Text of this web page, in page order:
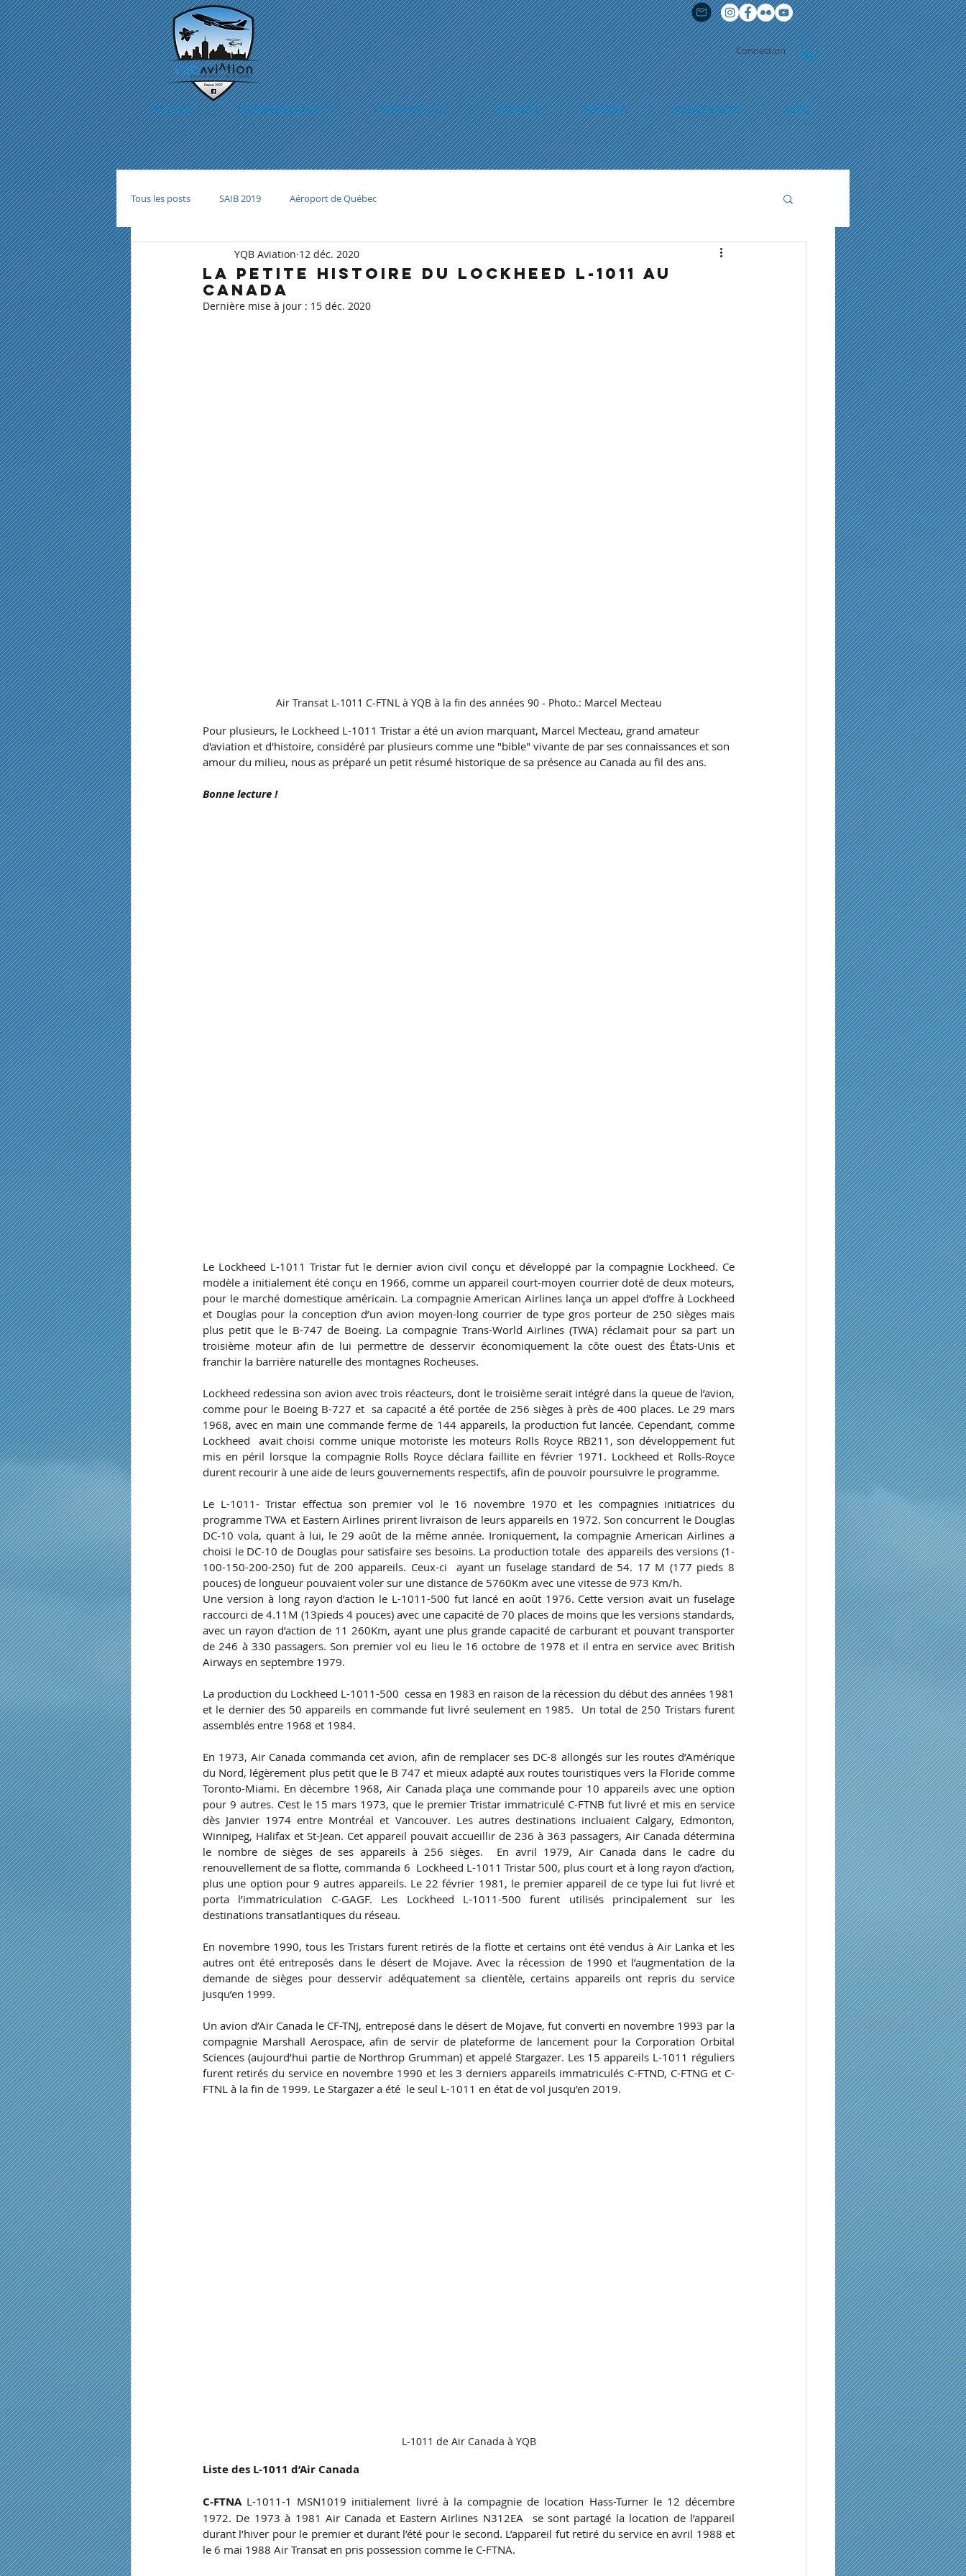
Connection
ACCUEIL QUI SOMMES-NOUS ? « SPOTTING » 101 ARCHIVES BOUTIQUE ENGAGEZ-NOUS BLOG
Tous les posts SAIB 2019 Aéroport de Québec
LA PETITE HISTOIRE DU LOCKHEED L-1011 AU
CANADA
YQB Aviation 12 déc. 2020
Dernière mise à jour : 15 déc. 2020
Air Transat L-1011 C-FTNL à YQB à la fin des années 90 - Photo.: Marcel Mecteau
Pour plusieurs, le Lockheed L-1011 Tristar a été un avion marquant, Marcel Mecteau, grand amateur
d'aviation et d'histoire, considéré par plusieurs comme une "bible" vivante de par ses connaissances et son
amour du milieu, nous as préparé un petit résumé historique de sa présence au Canada au fil des ans.
Bonne lecture !
Le Lockheed L-1011 Tristar fut le dernier avion civil conçu et développé par la compagnie Lockheed. Ce
modèle a initialement été conçu en 1966, comme un appareil court-moyen courrier doté de deux moteurs,
pour le marché domestique américain. La compagnie American Airlines lança un appel d’offre à Lockheed
et Douglas pour la conception d’un avion moyen-long courrier de type gros porteur de 250 sièges mais
plus petit que le B-747 de Boeing. La compagnie Trans-World Airlines (TWA) réclamait pour sa part un
troisième moteur afin de lui permettre de desservir économiquement la côte ouest des États-Unis et
franchir la barrière naturelle des montagnes Rocheuses.
Lockheed redessina son avion avec trois réacteurs, dont le troisième serait intégré dans la queue de l’avion,
comme pour le Boeing B-727 et  sa capacité a été portée de 256 sièges à près de 400 places. Le 29 mars
1968, avec en main une commande ferme de 144 appareils, la production fut lancée. Cependant, comme
Lockheed  avait choisi comme unique motoriste les moteurs Rolls Royce RB211, son développement fut
mis en péril lorsque la compagnie Rolls Royce déclara faillite en février 1971. Lockheed et Rolls-Royce
durent recourir à une aide de leurs gouvernements respectifs, afin de pouvoir poursuivre le programme.
Le L-1011- Tristar effectua son premier vol le 16 novembre 1970 et les compagnies initiatrices du
programme TWA et Eastern Airlines prirent livraison de leurs appareils en 1972. Son concurrent le Douglas
DC-10 vola, quant à lui, le 29 août de la même année. Ironiquement, la compagnie American Airlines a
choisi le DC-10 de Douglas pour satisfaire ses besoins. La production totale  des appareils des versions (1-
100-150-200-250) fut de 200 appareils. Ceux-ci  ayant un fuselage standard de 54. 17 M (177 pieds 8
pouces) de longueur pouvaient voler sur une distance de 5760Km avec une vitesse de 973 Km/h.
Une version à long rayon d’action le L-1011-500 fut lancé en août 1976. Cette version avait un fuselage
raccourci de 4.11M (13pieds 4 pouces) avec une capacité de 70 places de moins que les versions standards,
avec un rayon d’action de 11 260Km, ayant une plus grande capacité de carburant et pouvant transporter
de 246 à 330 passagers. Son premier vol eu lieu le 16 octobre de 1978 et il entra en service avec British
Airways en septembre 1979.
La production du Lockheed L-1011-500  cessa en 1983 en raison de la récession du début des années 1981
et le dernier des 50 appareils en commande fut livré seulement en 1985.  Un total de 250 Tristars furent
assemblés entre 1968 et 1984.
En 1973, Air Canada commanda cet avion, afin de remplacer ses DC-8 allongés sur les routes d’Amérique
du Nord, légèrement plus petit que le B 747 et mieux adapté aux routes touristiques vers la Floride comme
Toronto-Miami. En décembre 1968, Air Canada plaça une commande pour 10 appareils avec une option
pour 9 autres. C’est le 15 mars 1973, que le premier Tristar immatriculé C-FTNB fut livré et mis en service
dès Janvier 1974 entre Montréal et Vancouver. Les autres destinations incluaient Calgary, Edmonton,
Winnipeg, Halifax et St-Jean. Cet appareil pouvait accueillir de 236 à 363 passagers, Air Canada détermina
le nombre de sièges de ses appareils à 256 sièges.  En avril 1979, Air Canada dans le cadre du
renouvellement de sa flotte, commanda 6  Lockheed L-1011 Tristar 500, plus court et à long rayon d’action,
plus une option pour 9 autres appareils. Le 22 février 1981, le premier appareil de ce type lui fut livré et
porta l’immatriculation C-GAGF. Les Lockheed L-1011-500 furent utilisés principalement sur les
destinations transatlantiques du réseau.
En novembre 1990, tous les Tristars furent retirés de la flotte et certains ont été vendus à Air Lanka et les
autres ont été entreposés dans le désert de Mojave. Avec la récession de 1990 et l’augmentation de la
demande de sièges pour desservir adéquatement sa clientèle, certains appareils ont repris du service
jusqu’en 1999.
Un avion d’Air Canada le CF-TNJ, entreposé dans le désert de Mojave, fut converti en novembre 1993 par la
compagnie Marshall Aerospace, afin de servir de plateforme de lancement pour la Corporation Orbital
Sciences (aujourd’hui partie de Northrop Grumman) et appelé Stargazer. Les 15 appareils L-1011 réguliers
furent retirés du service en novembre 1990 et les 3 derniers appareils immatriculés C-FTND, C-FTNG et C-
FTNL à la fin de 1999. Le Stargazer a été  le seul L-1011 en état de vol jusqu’en 2019.
L-1011 de Air Canada à YQB
Liste des L-1011 d’Air Canada
C-FTNA L-1011-1 MSN1019 initialement livré à la compagnie de location Hass-Turner le 12 décembre
1972. De 1973 à 1981 Air Canada et Eastern Airlines N312EA  se sont partagé la location de l’appareil
durant l’hiver pour le premier et durant l’été pour le second. L’appareil fut retiré du service en avril 1988 et
le 6 mai 1988 Air Transat en pris possession comme le C-FTNA.